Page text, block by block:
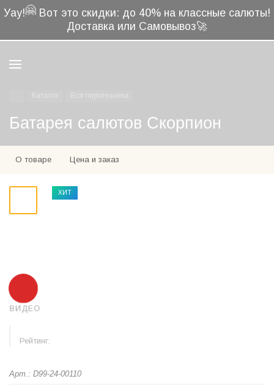
Уау!🤗 Вот это скидки: до 40% на классные салюты!
Доставка или Самовывоз🚀
Батарея салютов Скорпион
О товаре Цена и заказ
ВИДЕО
ХИТ
Рейтинг:
Арт.: D99-24-00110